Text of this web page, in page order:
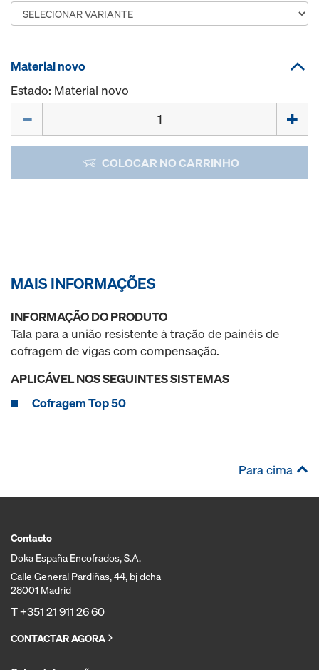
Material novo
Estado: Material novo
COLOCAR NO CARRINHO
MAIS INFORMAÇÕES
INFORMAÇÃO DO PRODUTO
Tala para a união resistente à tração de painéis de
cofragem de vigas com compensação.
APLICÁVEL NOS SEGUINTES SISTEMAS
Cofragem Top 50
Para cima
Contacto
Doka España Encofrados, S.A.
Calle General Pardiñas, 44, bj dcha
28001 Madrid
T+351 21 911 26 60
CONTACTAR AGORA